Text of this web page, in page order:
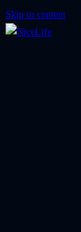
Skip to content